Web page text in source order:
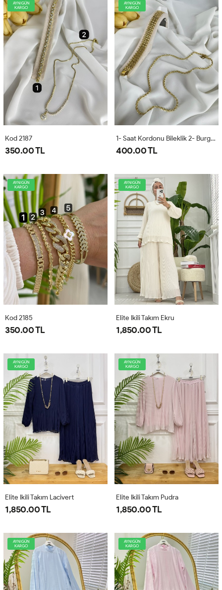
AYNIGÜN
KARGO
Kod 2187
350.00 TL
AYNIGÜN
KARGO
1- Saat Kordonu Bileklik 2- Burgu Kolye
400.00 TL
AYNIGÜN
KARGO
Kod 2185
350.00 TL
AYNIGÜN
KARGO
Elite Ikili Takım Ekru
1,850.00 TL
AYNIGÜN
KARGO
Elite Ikili Takım Lacivert
1,850.00 TL
AYNIGÜN
KARGO
Elite Ikili Takım Pudra
1,850.00 TL
AYNIGÜN
KARGO
AYNIGÜN
KARGO